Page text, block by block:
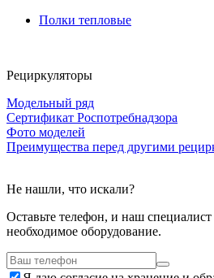
Полки тепловые
Рециркуляторы
Модельный ряд
Сертификат Роспотребнадзора
Фото моделей
Преимущества перед другими
Не нашли, что искали?
Оставьте телефон, и наш специалист
необходимое оборудование.